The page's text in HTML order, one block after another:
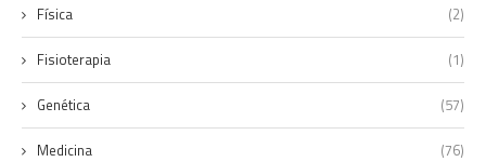
Física (2)
Fisioterapia (1)
Genética (57)
Medicina (76)